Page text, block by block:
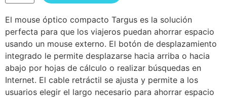
El mouse óptico compacto Targus es la solución
perfecta para que los viajeros puedan ahorrar espacio
usando un mouse externo. El botón de desplazamiento
integrado le permite desplazarse hacia arriba o hacia
abajo por hojas de cálculo o realizar búsquedas en
Internet. El cable retráctil se ajusta y permite a los
usuarios elegir el largo necesario para ahorrar espacio